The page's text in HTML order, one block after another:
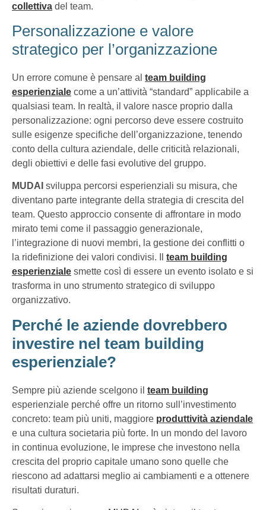
collettiva del team.
Personalizzazione e valore
strategico per l’organizzazione
Un errore comune è pensare al team building
esperienziale come a un’attività “standard” applicabile a
qualsiasi team. In realtà, il valore nasce proprio dalla
personalizzazione: ogni percorso deve essere costruito
sulle esigenze specifiche dell’organizzazione, tenendo
conto della cultura aziendale, delle criticità relazionali,
degli obiettivi e delle fasi evolutive del gruppo.
MUDAI sviluppa percorsi esperienziali su misura, che
diventano parte integrante della strategia di crescita del
team. Questo approccio consente di affrontare in modo
mirato temi come il passaggio generazionale,
l’integrazione di nuovi membri, la gestione dei conflitti o
la ridefinizione dei valori condivisi. Il team building
esperienziale smette così di essere un evento isolato e si
trasforma in uno strumento strategico di sviluppo
organizzativo.
Perché le aziende dovrebbero
investire nel team building
esperienziale?
Sempre più aziende scelgono il team building
esperienziale perché offre un ritorno sull’investimento
concreto: team più uniti, maggiore produttività aziendale
e una cultura societaria più forte. In un mondo del lavoro
in continua evoluzione, le imprese che investono nella
crescita del proprio capitale umano sono quelle che
riescono ad adattarsi meglio ai cambiamenti e a ottenere
risultati duraturi.